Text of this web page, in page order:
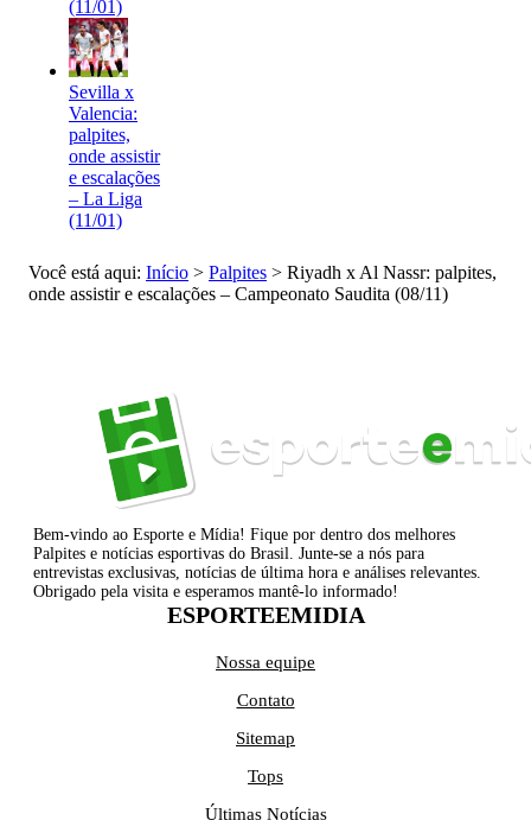
(11/01)
Sevilla x
Valencia:
palpites,
onde assistir
e escalações
– La Liga
(11/01)
Você está aqui: Início > Palpites > Riyadh x Al Nassr: palpites,
onde assistir e escalações – Campeonato Saudita (08/11)
Bem-vindo ao Esporte e Mídia! Fique por dentro dos melhores
Palpites e notícias esportivas do Brasil. Junte-se a nós para
entrevistas exclusivas, notícias de última hora e análises relevantes.
Obrigado pela visita e esperamos mantê-lo informado!
ESPORTEEMIDIA
Nossa equipe
Contato
Sitemap
Tops
Últimas Notícias